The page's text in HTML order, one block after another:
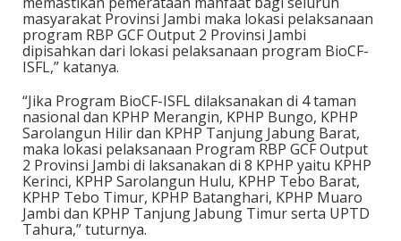
masyarakat Provinsi Jambi maka lokasi pelaksanaan
program RBP GCF Output 2 Provinsi Jambi
dipisahkan dari lokasi pelaksanaan program BioCF-
ISFL,” katanya.
“Jika Program BioCF-ISFL dilaksanakan di 4 taman
nasional dan KPHP Merangin, KPHP Bungo, KPHP
Sarolangun Hilir dan KPHP Tanjung Jabung Barat,
maka lokasi pelaksanaan Program RBP GCF Output
2 Provinsi Jambi di laksanakan di 8 KPHP yaitu KPHP
Kerinci, KPHP Sarolangun Hulu, KPHP Tebo Barat,
KPHP Tebo Timur, KPHP Batanghari, KPHP Muaro
Jambi dan KPHP Tanjung Jabung Timur serta UPTD
Tahura,” tuturnya.